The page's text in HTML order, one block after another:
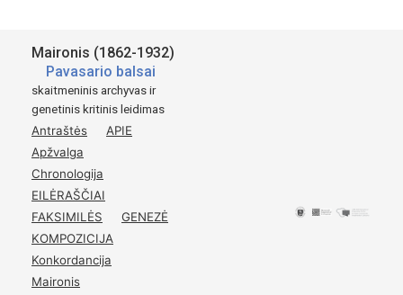
Maironis (1862-1932)
Pavasario balsai
skaitmeninis archyvas ir
genetinis kritinis leidimas
Antraštės
APIE
Apžvalga
Chronologija
EILĖRAŠČIAI
FAKSIMILĖS
GENEZĖ
KOMPOZICIJA
Konkordancija
Maironis